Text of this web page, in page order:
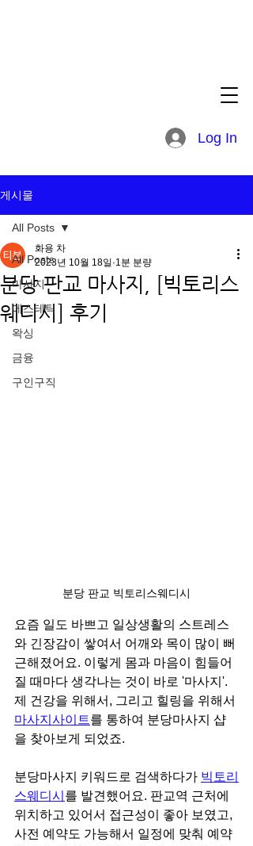
Log In
게시물
All Posts
마사지
에스테틱
왁싱
금융
구인구직
All Posts
분당 판교 마사지, [빅토리스
웨디시] 후기
화용 차
2023년 10월 18일 1분 분량
분당 판교 빅토리스웨디시
요즘 일도 바쁘고 일상생활의 스트레스
와 긴장감이 쌓여서 어깨와 목이 많이 뻐
근해졌어요. 이렇게 몸과 마음이 힘들어
질 때마다 생각나는 것이 바로 '마사지'.
제 건강을 위해서, 그리고 힐링을 위해서
마사지사이트를 통하여 분당마사지 샵
을 찾아보게 되었죠.
분당마사지 키워드로 검색하다가 빅토리
스웨디시 를 발견했어요. 판교역 근처에
위치하고 있어서 접근성이 좋아 보였고,
사전 예약도 가능해서 일정에 맞춰 예약